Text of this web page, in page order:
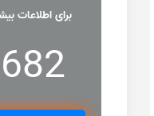
برای اطلاعات